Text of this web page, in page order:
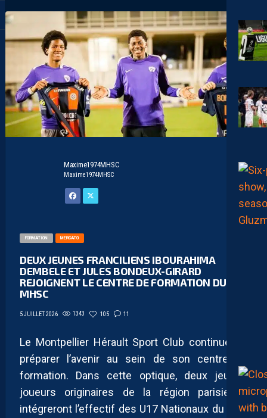
Maxime1974MHSC
Maxime1974MHSC
FORMATION MERCATO
DEUX JEUNES FRANCILIENS IBOURAHIMA
DEMBELE ET JULES BONDEUX-GIRARD
REJOIGNENT LE CENTRE DE FORMATION DU
MHSC
5 JUILLET 2026 1343 105 11
Le Montpellier Hérault Sport Club continue de
préparer l’avenir au sein de son centre de
formation. Dans cette optique, deux jeunes
joueurs originaires de la région parisienne
intégreront l’effectif des U17 Nationaux du club